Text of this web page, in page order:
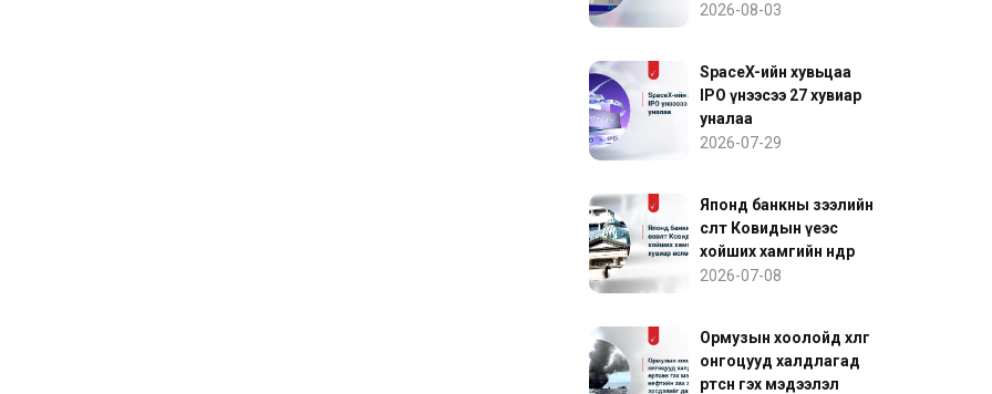
2026-08-03
SpaceX-ийн хувьцаа
IPO үнээсээ 27 хувиар
уналаа
2026-07-29
Японд банкны зээлийн
өсөлт Ковидын үеэс
хойших хамгийн өндөр
хувиар өслөө
2026-07-08
Ормузын хоолойд хөлөг
онгоцууд халдлагад
өртсөн гэх мэдээлэл